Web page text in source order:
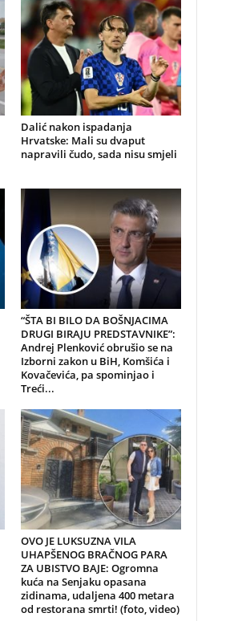
Dalić nakon ispadanja
Hrvatske: Mali su dvaput
napravili čudo, sada nisu smjeli
“ŠTA BI BILO DA BOŠNJACIMA
DRUGI BIRAJU PREDSTAVNIKE”:
Andrej Plenković obrušio se na
Izborni zakon u BiH, Komšića i
Kovačevića, pa spominjao i
Treći...
OVO JE LUKSUZNA VILA
UHAPŠENOG BRAČNOG PARA
ZA UBISTVO BAJE: Ogromna
kuća na Senjaku opasana
zidinama, udaljena 400 metara
od restorana smrti! (foto, video)